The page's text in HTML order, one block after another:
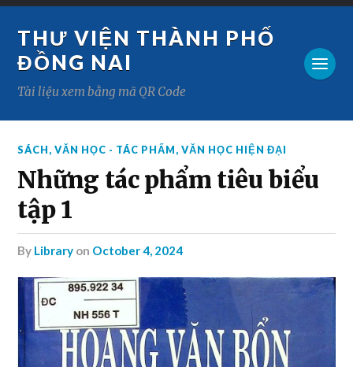
THƯ VIỆN THÀNH PHỐ
ĐỒNG NAI
Tài liệu xem bằng mã QR Code
SÁCH,VĂN HỌC - TÁC PHẨM,VĂN HỌC HIỆN ĐẠI
Những tác phẩm tiêu biểu
tập 1
by Library on October 4, 2024